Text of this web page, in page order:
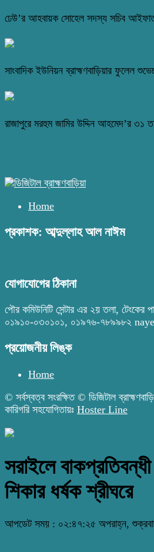
ঢেউ’র আহবায়ক সোহেল সদস্য সচিব
সাংবাদিক ইউনিয়ন ব্রাহ্মণবাড়িয়ার ফুলেল
রাজাপুরে মরহুম জামির উদ্দিন আহমেদ’র ৩১
Home
প্রকাশক: আব্দুল্লাহ আল নাঈম
যোগাযোগের ঠিকানা
পৌর কমিউনিটি সেন্টার এর ২য় তলা, টেংকের
০১৯১০-০৩০১০১, ০১৯৭৬-৭৮৯৯৮২
প্রয়োজনীয় লিঙ্ক
Home
© সর্বস্বত্ব সংরক্ষিত © ডিজিটাল
কারিগরি সহযোগিতায়ঃ Hoster Line
সরাইলে
শিকার ধর্ষক শ্রীঘরে
আপডেট সময় : ০২:৪৭:২৫ অপরাহ্ন,